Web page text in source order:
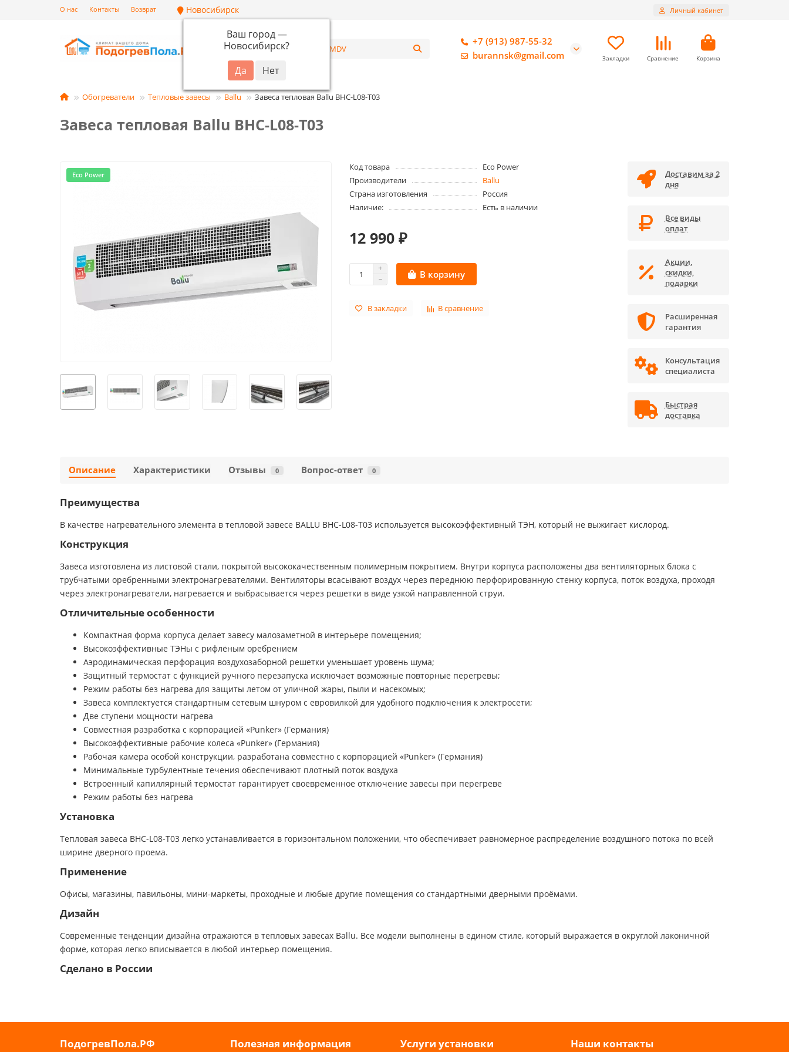
О нас Контакты Возврат Новосибирск
Ваш город —
Новосибирск?
Личный кабинет
Каталог
+7 (913) 987-55-32
burannsk@gmail.com
Закладки Сравнение Корзина
Обогреватели Тепловые завесы Ballu Завеса тепловая Ballu BHC-L08-T03
Завеса тепловая Ballu BHC-L08-T03
Eco Power
Код товара
Eco Power
Производители
Ballu
Страна изготовления
Россия
Наличие:
Есть в наличии
12 990 ₽
В корзину
В закладки В сравнение
Доставим за 2
дня
Все виды
оплат
Акции,
скидки,
подарки
Расширенная
гарантия
Консультация
специалиста
Быстрая
доставка
Описание Характеристики Отзывы 0 Вопрос-ответ 0
Преимущества
В качестве нагревательного элемента в тепловой завесе BALLU BHC-L08-T03 используется высокоэффективный ТЭН, который не выжигает кислород.
Конструкция
Завеса изготовлена из листовой стали, покрытой высококачественным полимерным покрытием. Внутри корпуса расположены два вентиляторных блока с
трубчатыми оребренными электронагревателями. Вентиляторы всасывают воздух через переднюю перфорированную стенку корпуса, поток воздуха, проходя
через электронагреватели, нагревается и выбрасывается через решетки в виде узкой направленной струи.
Отличительные особенности
Компактная форма корпуса делает завесу малозаметной в интерьере помещения;
Высокоэффективные ТЭНы с рифлёным оребрением
Аэродинамическая перфорация воздухозаборной решетки уменьшает уровень шума;
Защитный термостат с функцией ручного перезапуска исключает возможные повторные перегревы;
Режим работы без нагрева для защиты летом от уличной жары, пыли и насекомых;
Завеса комплектуется стандартным сетевым шнуром с евровилкой для удобного подключения к электросети;
Две ступени мощности нагрева
Совместная разработка с корпорацией «Punker» (Германия)
Высокоэффективные рабочие колеса «Punker» (Германия)
Рабочая камера особой конструкции, разработана совместно с корпорацией «Punker» (Германия)
Минимальные турбулентные течения обеспечивают плотный поток воздуха
Встроенный капиллярный термостат гарантирует своевременное отключение завесы при перегреве
Режим работы без нагрева
Установка
Тепловая завеса BHC-L08-T03 легко устанавливается в горизонтальном положении, что обеспечивает равномерное распределение воздушного потока по всей
ширине дверного проема.
Применение
Офисы, магазины, павильоны, мини-маркеты, проходные и любые другие помещения со стандартными дверными проёмами.
Дизайн
Современные тенденции дизайна отражаются в тепловых завесах Ballu. Все модели выполнены в едином стиле, который выражается в округлой лаконичной
форме, которая легко вписывается в любой интерьер помещения.
Сделано в России
ПодогревПола.РФ Полезная информация Услуги установки Наши контакты